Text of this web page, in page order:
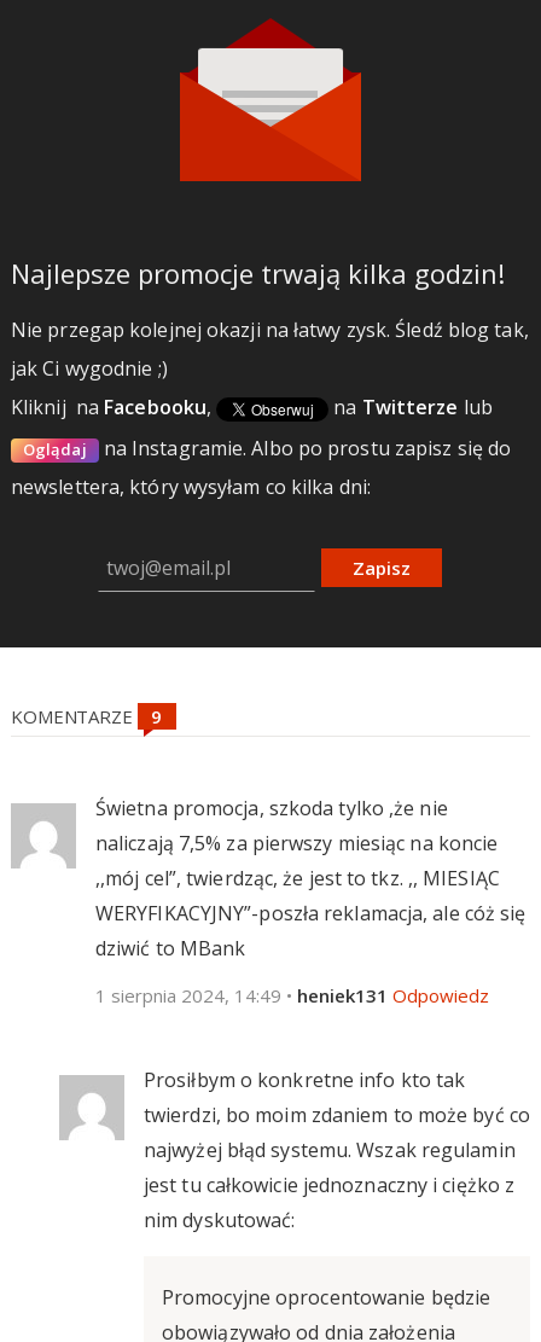
Najlepsze promocje trwają kilka godzin!
Nie przegap kolejnej okazji na łatwy zysk. Śledź blog tak,
jak Ci wygodnie ;)
Kliknij na Facebooku, na Twitterze lub
Oglądaj na Instagramie.Albo po prostu zapisz się do
newslettera, który wysyłam co kilka dni:
Zapisz
KOMENTARZE
Świetna promocja, szkoda tylko ,że nie
naliczają 7,5% za pierwszy miesiąc na koncie
,,mój cel”, twierdząc, że jest to tkz. ,, MIESIĄC
WERYFIKACYJNY”-poszła reklamacja, ale cóż się
dziwić to MBank
1 sierpnia 2024, 14:49 • heniek131 Odpowiedz
Prosiłbym o konkretne info kto tak
twierdzi, bo moim zdaniem to może być co
najwyżej błąd systemu. Wszak regulamin
jest tu całkowicie jednoznaczny i ciężko z
nim dyskutować:
Promocyjne oprocentowanie będzie
obowiązywało od dnia założenia